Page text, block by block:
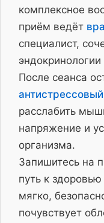
комплексное
приём ведёт
специалист,
После сеанса
расслабить
напряжение и
организма.
Запишитесь на
путь к
мягко,
почувствует